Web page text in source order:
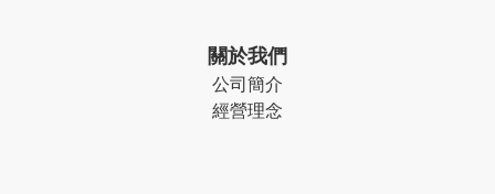
關於我們
公司簡介
經營理念